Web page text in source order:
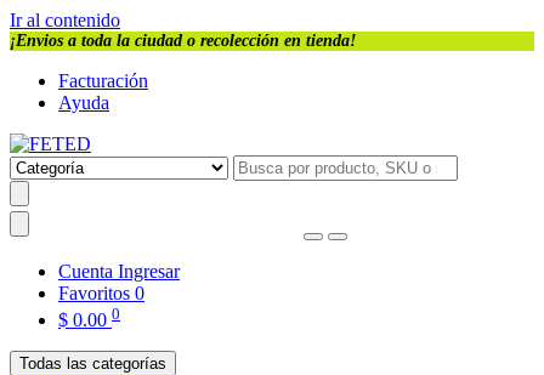
Ir al contenido
¡Envios a toda la ciudad o recolección en tienda!
Facturación
Ayuda
Cuenta Ingresar
Favoritos 0
$ 0.00 0
Todas las categorías